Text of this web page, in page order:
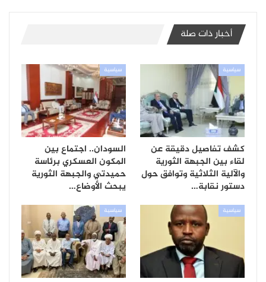
أخبار ذات صلة
سياسية
كشف تفاصيل دقيقة عن
لقاء بين الجبهة الثورية
والآلية الثلاثية وتوافق حول
دستور نقابة…
سياسية
السودان.. اجتماع بين
المكون العسكري برئاسة
حميدتي والجبهة الثورية
يبحث الأوضاع…
سياسية سياسية